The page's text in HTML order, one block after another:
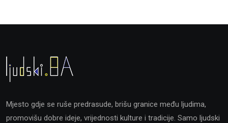
Mjesto gdje se ruše predrasude, brišu granice među ljudima,
promovišu dobre ideje, vrijednosti kulture i tradicije. Samo ljudski